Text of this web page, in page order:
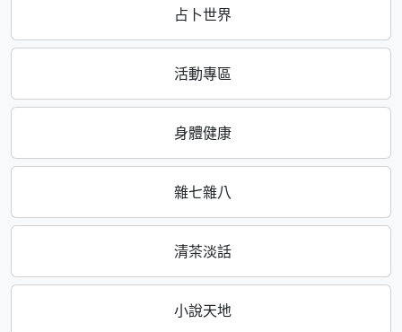
占卜世界
活動專區
身體健康
雜七雜八
清茶淡話
小說天地